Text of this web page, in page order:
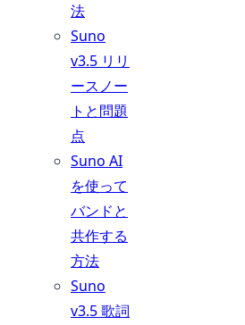
法
Suno
v3.5 リリ
ースノー
トと問題
点
Suno AI
を使って
バンドと
共作する
方法
Suno
v3.5 歌詞